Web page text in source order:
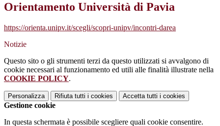
Orientamento Università di Pavia
https://orienta.unipv.it/scegli/scopri-unipv/incontri-darea
Notizie
Questo sito o gli strumenti terzi da questo utilizzati si avvalgono di
cookie necessari al funzionamento ed utili alle finalità illustrate nella
COOKIE POLICY.
Personalizza Rifiuta tutti i cookies Accetta tutti i cookies
Gestione cookie
In questa schermata è possibile scegliere quali cookie consentire.